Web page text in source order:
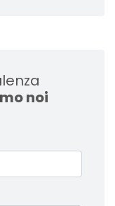
noi